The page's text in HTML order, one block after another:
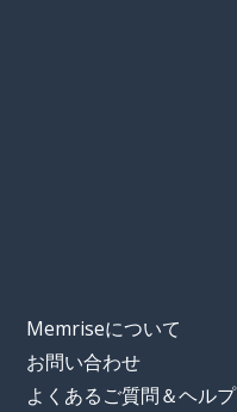
Memriseについて
お問い合わせ
よくあるご質問＆ヘルプ